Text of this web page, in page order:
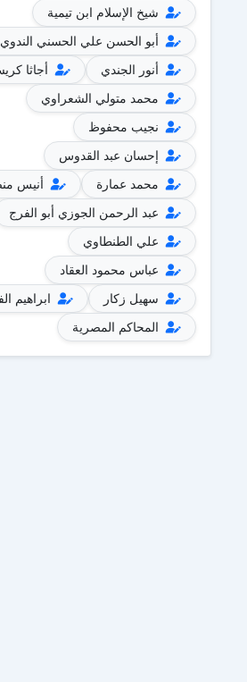
شيخ الإسلام ابن تيمية
أبو الحسن علي الحسني الندوي
أنور الجندي
أجاثا
محمد متولي الشعراوي
نجيب محفوظ
إحسان عبد القدوس
محمد عمارة
أنيس
عبد الرحمن الجوزي أبو الفرج
علي الطنطاوي
عباس محمود العقاد
سهيل زكار
ابراهيم
المحاكم المصرية